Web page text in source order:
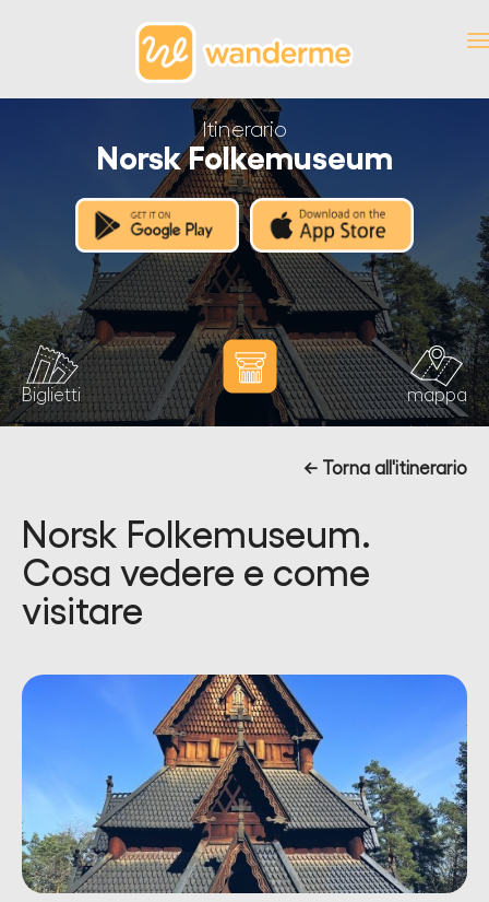
Biglietti
Itinerario
Norsk Folkemuseum
mappa
← Torna all'itinerario
Norsk Folkemuseum.
Cosa vedere e come
visitare